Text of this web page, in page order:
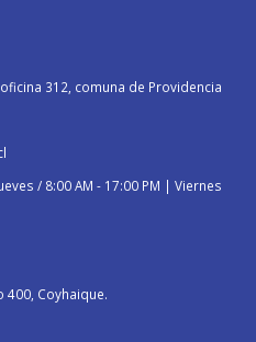
312, comuna de Providencia
/ 8:00 AM - 17:00 PM | Viernes
400, Coyhaique.